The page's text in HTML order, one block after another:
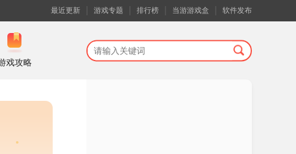
最近更新 游戏专题 排行榜 当游游戏盒 软件发布
戏攻略